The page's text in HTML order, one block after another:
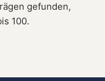
gefunden,
100.